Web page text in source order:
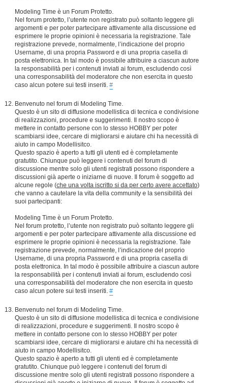
Modeling Time è un Forum Protetto.
Nel forum protetto, l’utente non registrato può soltanto leggere gli
argomenti e per poter partecipare attivamente alla discussione ed
esprimere le proprie opinioni è necessaria la registrazione. Tale
registrazione prevede, normalmente, l’indicazione del proprio
Username, di una propria Password e di una propria casella di
posta elettronica. In tal modo è possibile attribuire a ciascun autore
la responsabilità per i contenuti inviati ai forum, escludendo così
una corresponsabilità del moderatore che non esercita in questo
caso alcun potere sui testi inseriti. #
Benvenuto nel forum di Modeling Time.
Questo è un sito di diffusione modellistica di tecnica e condivisione
di realizzazioni, procedure e suggerimenti. Il nostro scopo è
mettere in contatto persone con lo stesso HOBBY per poter
scambiarsi idee, cercare di migliorarsi e aiutare chi ha necessità di
aiuto in campo Modellisitco.
Questo spazio è aperto a tutti gli utenti ed è completamente
gratutito. Chiunque può leggere i contenuti del forum di
discussione mentre solo gli utenti registrati possono rispondere a
discussioni già aperte o iniziarne di nuove. Il forum è soggetto ad
alcune regole (che una volta iscritto si da per certo avere accettato)
che vanno a cautelare la vita della community e la sensibilità dei
suoi partecipanti:
Modeling Time è un Forum Protetto.
Nel forum protetto, l’utente non registrato può soltanto leggere gli
argomenti e per poter partecipare attivamente alla discussione ed
esprimere le proprie opinioni è necessaria la registrazione. Tale
registrazione prevede, normalmente, l’indicazione del proprio
Username, di una propria Password e di una propria casella di
posta elettronica. In tal modo è possibile attribuire a ciascun autore
la responsabilità per i contenuti inviati ai forum, escludendo così
una corresponsabilità del moderatore che non esercita in questo
caso alcun potere sui testi inseriti. #
Benvenuto nel forum di Modeling Time.
Questo è un sito di diffusione modellistica di tecnica e condivisione
di realizzazioni, procedure e suggerimenti. Il nostro scopo è
mettere in contatto persone con lo stesso HOBBY per poter
scambiarsi idee, cercare di migliorarsi e aiutare chi ha necessità di
aiuto in campo Modellisitco.
Questo spazio è aperto a tutti gli utenti ed è completamente
gratutito. Chiunque può leggere i contenuti del forum di
discussione mentre solo gli utenti registrati possono rispondere a